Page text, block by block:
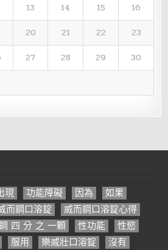
13 14 15
16
20 21 22
23
27 28 29
30
現 功能障礙 因為
如果
而鋼口溶錠
威而鋼口溶錠心得
四 分 之 一顆 性功能
性慾
服用 樂威壯口溶錠
沒有